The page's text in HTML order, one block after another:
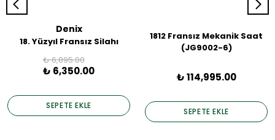
Denix
18. Yüzyıl Fransız Silahı
₺ 6,895.00
₺ 6,350.00
SEPETE EKLE
1812 Fransız Mekanik Saat
(JG9002-6)
₺ 114,995.00
SEPETE EKLE